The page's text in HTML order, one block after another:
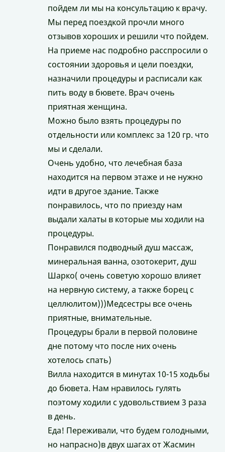
пойдем ли мы на консультацию к врачу.
Мы перед поездкой прочли много
отзывов хороших и решили что пойдем.
На приеме нас подробно расспросили о
состоянии здоровья и цели поездки,
назначили процедуры и расписали как
пить воду в бювете. Врач очень
приятная женщина.
Можно было взять процедуры по
отдельности или комплекс за 120 гр. что
мы и сделали.
Очень удобно, что лечебная база
находится на первом этаже и не нужно
идти в другое здание. Также
понравилось, что по приезду нам
выдали халаты в которые мы ходили на
процедуры.
Понравился подводный душ массаж,
минеральная ванна, озотокерит, душ
Шарко( очень советую хорошо влияет
на нервную систему, а также борец с
целлюлитом)))Медсестры все очень
приятные, внимательные.
Процедуры брали в первой половине
дне потому что после них очень
хотелось спать)
Вилла находится в минутах 10-15 ходьбы
до бювета. Нам нравилось гулять
поэтому ходили с удовольствием 3 раза
в день.
Еда! Переживали, что будем голодными,
но напрасно)в двух шагах от Жасмин